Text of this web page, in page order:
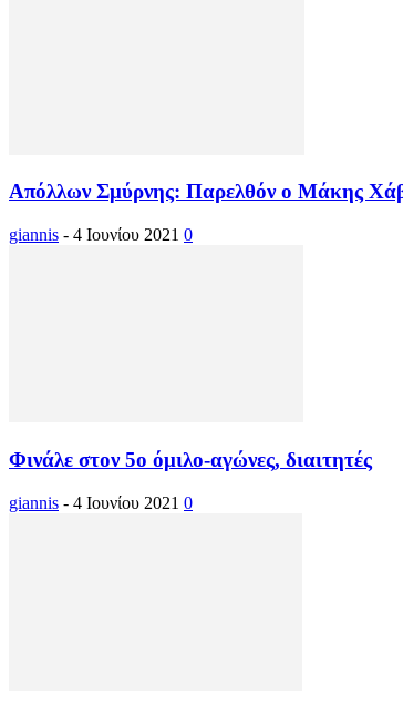
Απόλλων Σμύρνης: Παρελθόν ο Μάκης
giannis - 4 Ιουνίου 2021 0
Φινάλε στον 5ο όμιλο-αγώνες, διαιτητές
giannis - 4 Ιουνίου 2021 0